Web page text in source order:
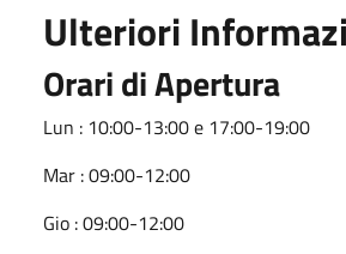
Ulteriori
Orari di Apertura
Lun : 10:00-13:00 e 17:00-19:00
Mar : 09:00-12:00
Gio : 09:00-12:00